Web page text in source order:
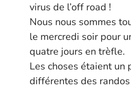
virus de l’off road !
Nous nous sommes
le mercredi soir pour
quatre jours en trèfle.
Les choses étaient un
différentes des